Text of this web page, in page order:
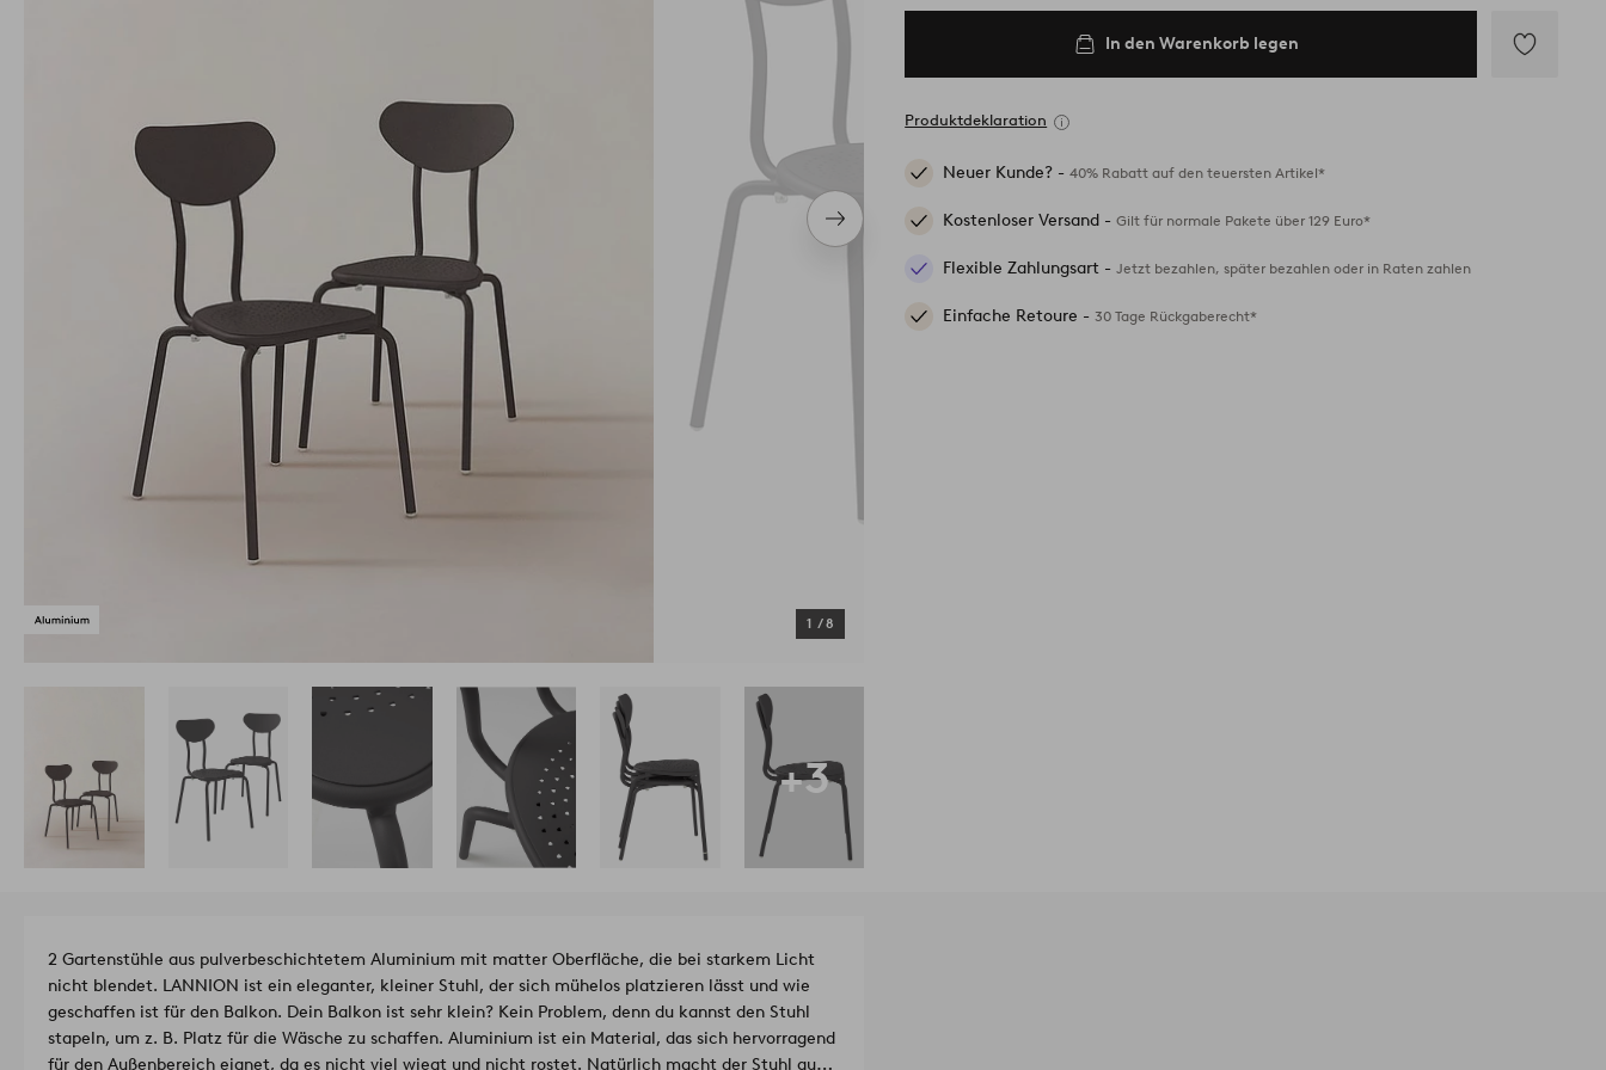
Nächstes
Produkt
1 /8
In den Warenkorb legen
Produktdeklaration
Neuer Kunde? -40% Rabatt auf den teuersten Artikel*
Kostenloser Versand -Gilt für normale Pakete über 129 Euro*
Flexible Zahlungsart -Jetzt bezahlen, später bezahlen oder in Raten zahlen
Einfache Retoure -30 Tage Rückgaberecht*
+3
2 Gartenstühle aus pulverbeschichtetem Aluminium mit matter Oberfläche, die bei starkem Licht
nicht blendet. LANNION ist ein eleganter, kleiner Stuhl, der sich mühelos platzieren lässt und wie
geschaffen ist für den Balkon. Dein Balkon ist sehr klein? Kein Problem, denn du kannst den Stuhl
stapeln, um z. B. Platz für die Wäsche zu schaffen. Aluminium ist ein Material, das sich hervorragend
für den Außenbereich eignet, da es nicht viel wiegt und nicht rostet. Natürlich macht der Stuhl auch